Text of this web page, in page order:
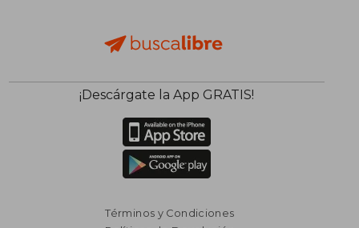
¡Descárgate la App GRATIS!
Términos y Condiciones